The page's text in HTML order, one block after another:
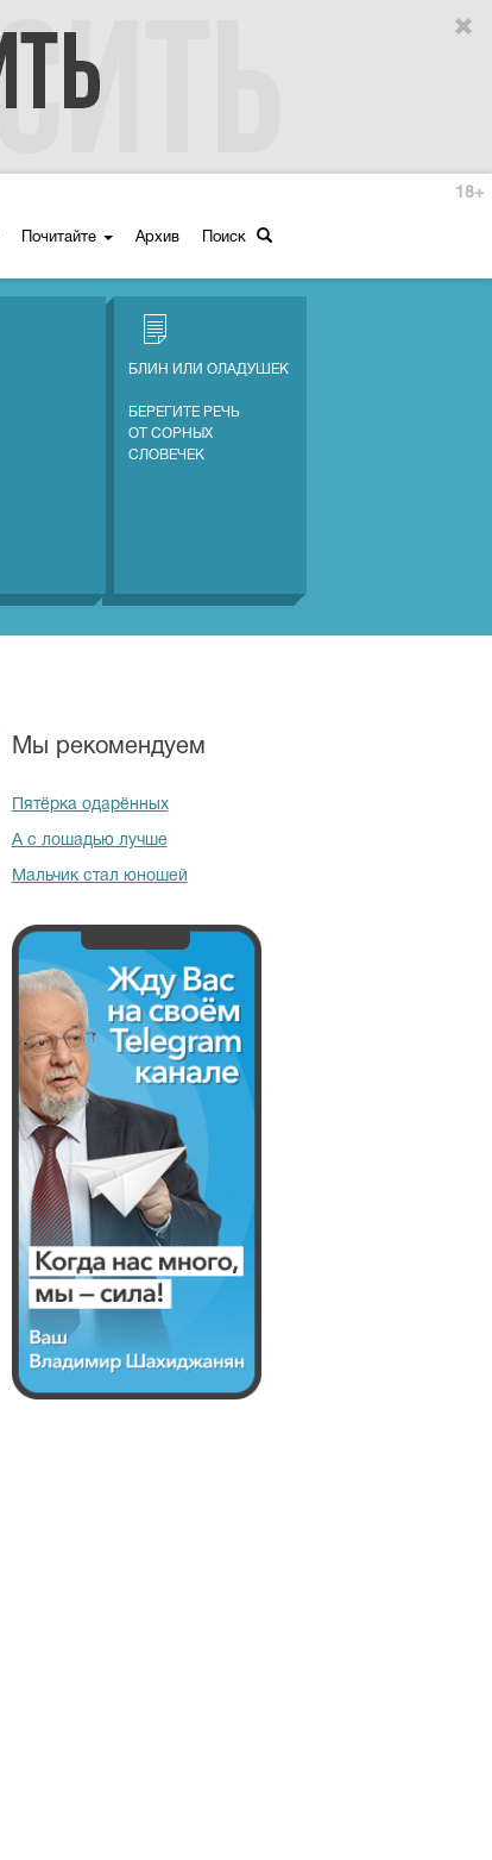
Почитайте Архив Поиск
18+
БЛИН ИЛИ ОЛАДУШЕК
БЕРЕГИТЕ РЕЧЬ
ОТ СОРНЫХ
СЛОВЕЧЕК
Мы рекомендуем
Пятёрка одарённых
А с лошадью лучше
Мальчик стал юношей